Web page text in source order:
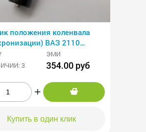
положения коленвала
ВАЗ 2110
30.3847
ЭМИ
3
354.00 руб
+
Купить в один клик